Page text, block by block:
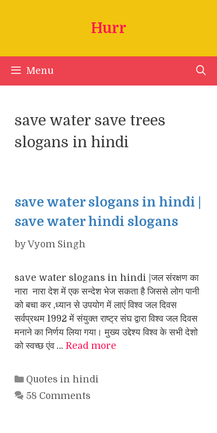
Hurr
Menu
save water save trees
slogans in hindi
save water slogans in hindi |
save water hindi slogans
byVyom Singh
save water slogans in hindi |जल संरक्षण का
नारा नारा देश में एक सन्देश भेज सकता है जिससे लोग पानी
को बचा कर ,ध्यान से उपयोग में लाएं विश्व जल दिवस
सर्वप्रथम 1992 में संयुक्त राष्ट्र संघ द्वारा विश्व जल दिवस
मनाने का निर्णय लिया गया। मुख्य उद्देश्य विश्व के सभी देशो
को स्वच्छ एंव … Read more
Categories
Quotes in hindi
58 Comments